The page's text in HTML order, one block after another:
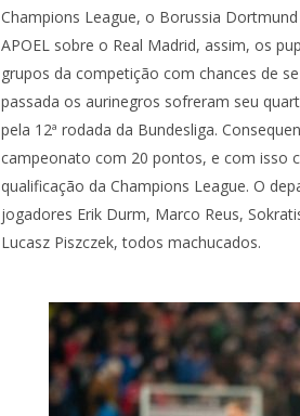
Champions League, o Borussia
APOEL sobre o Real Madrid, assim, os
grupos da competição com chances de
passada os aurinegros sofreram seu
pela 12ª rodada da Bundesliga.
campeonato com 20 pontos, e com isso
qualificação da Champions League. O
jogadores Erik Durm, Marco Reus,
Lucasz Piszczek, todos machucados.